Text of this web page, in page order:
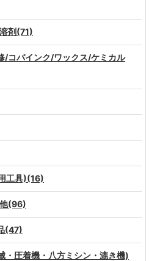
剤(71)
/コバインク/ワックス/ケミカル
工具)(16)
(96)
(47)
・圧着機・八方ミシン・漉き機)